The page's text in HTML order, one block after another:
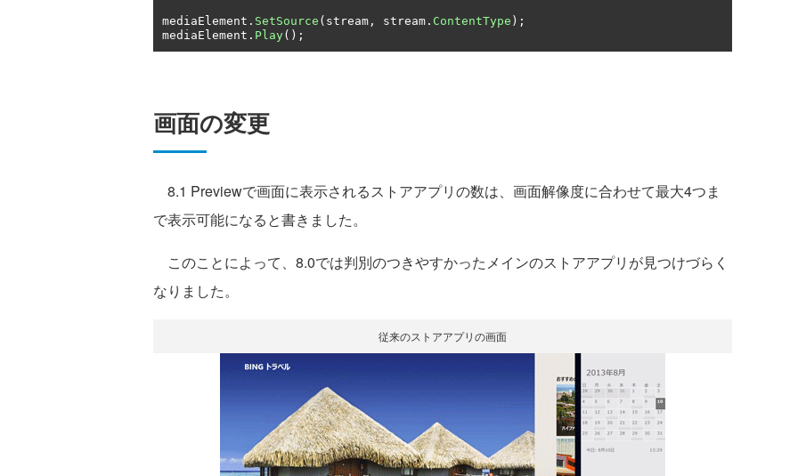
mediaElement . SetSource ( stream , stream . ContentType );
mediaElement . Play();
画面の変更
8.1 Previewで画面に表示されるストアアプリの数は、画面解像度に合わせて最大4つま
で表示可能になると書きました。
このことによって、8.0では判別のつきやすかったメインのストアアプリが見つけづらく
なりました。
従来のストアアプリの画面